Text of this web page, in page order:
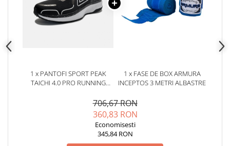
1 x PANTOFI SPORT PEAK
TAICHI 4.0 PRO RUNNING
1 x FASE DE BOX ARMURA
INCEPTOS 3 METRI ALBASTRE
706,67 RON
360,83 RON
Economisesti
345,84 RON